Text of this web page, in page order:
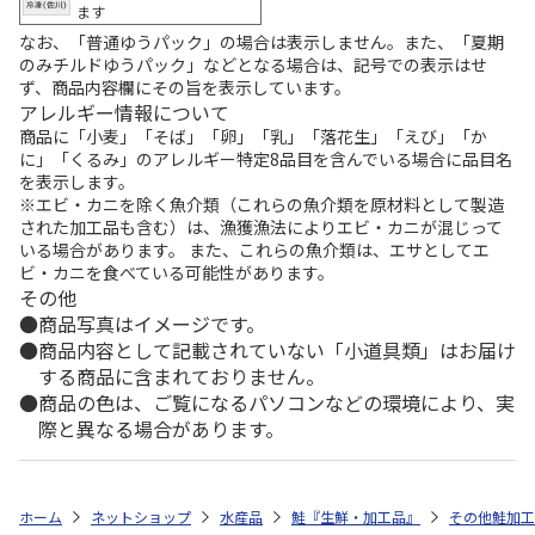
ます
なお、「普通ゆうパック」の場合は表示しません。また、「夏期
のみチルドゆうパック」などとなる場合は、記号での表示はせ
ず、商品内容欄にその旨を表示しています。
アレルギー情報について
商品に「小麦」「そば」「卵」「乳」「落花生」「えび」「か
に」「くるみ」のアレルギー特定8品目を含んでいる場合に品目名
を表示します。
※エビ・カニを除く魚介類（これらの魚介類を原材料として製造
された加工品も含む）は、漁獲漁法によりエビ・カニが混じって
いる場合があります。 また、これらの魚介類は、エサとしてエ
ビ・カニを食べている可能性があります。
その他
商品写真はイメージです。
商品内容として記載されていない「小道具類」はお届け
する商品に含まれておりません。
商品の色は、ご覧になるパソコンなどの環境により、実
際と異なる場合があります。
ホーム ネットショップ 水産品 鮭『生鮮・加工品』 その他鮭加